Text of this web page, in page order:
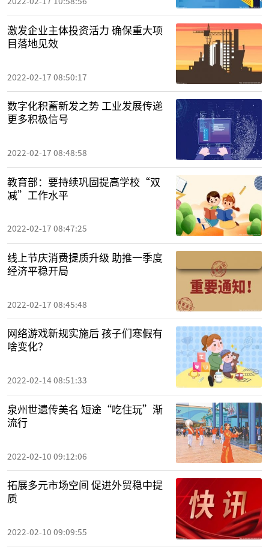
激发企业主体投资活力 确保重大项
目落地见效
2022-02-17 08:50:17
数字化积蓄新发之势 工业发展传递
更多积极信号
2022-02-17 08:48:58
教育部：要持续巩固提高学校“双
减”工作水平
2022-02-17 08:47:25
线上节庆消费提质升级 助推一季度
经济平稳开局
2022-02-17 08:45:48
网络游戏新规实施后 孩子们寒假有
啥变化？
2022-02-14 08:51:33
泉州世遗传美名 短途“吃住玩”渐
流行
2022-02-10 09:12:06
拓展多元市场空间 促进外贸稳中提
质
2022-02-10 09:09:55